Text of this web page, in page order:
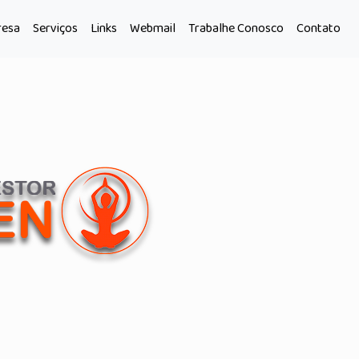
Serviços Links Webmail Trabalhe Conosco Contato